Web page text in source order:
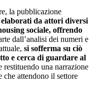
la pubblicazione
da attori diversi
sociale, offrendo
dall’analisi dei numeri e
si sofferma su ciò
e cerca di guardare al
una narrazione
che attendono il settore